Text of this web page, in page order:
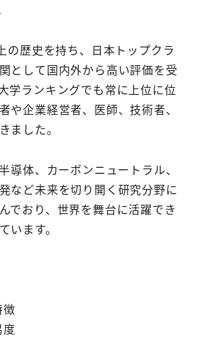
の歴史を持ち、日本トップクラ
として国内外から高い評価を受
学ランキングでも常に上位に位
や企業経営者、医師、技術者、
ました。
導体、カーボンニュートラル、
など未来を切り開く研究分野に
でおり、世界を舞台に活躍でき
います。
徴